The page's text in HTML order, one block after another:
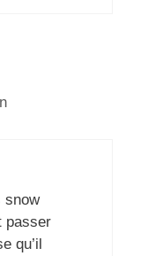
snow
passer
qu’il